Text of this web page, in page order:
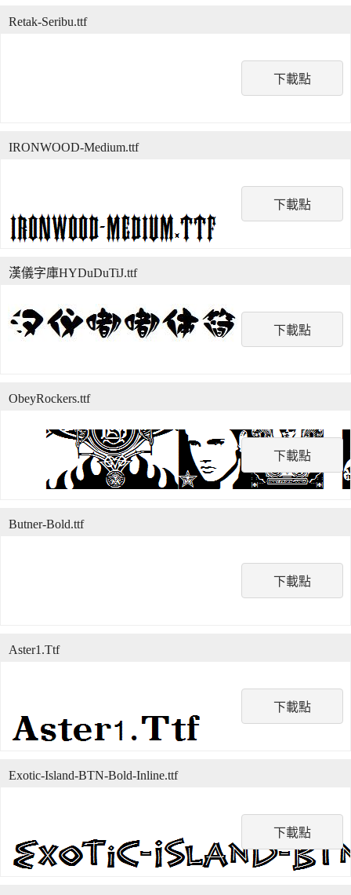
下載點
Retak-Seribu.ttf
下載點
IRONWOOD-Medium.ttf
下載點
漢儀字庫HYDuDuTiJ.ttf
下載點
ObeyRockers.ttf
下載點
Butner-Bold.ttf
下載點
Aster1.Ttf
下載點
Exotic-Island-BTN-Bold-Inline.ttf